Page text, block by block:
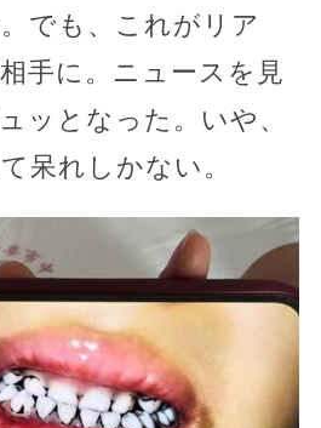
でも、これがリア
手に。ニュースを見
ッとなった。いや、
呆れしかない。